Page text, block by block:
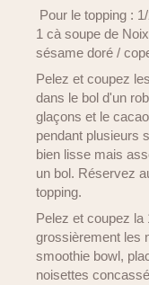
Pour le topping :
1 cà soupe de
sésame doré /
Pelez et coupez
dans le bol d'un
glaçons et le
pendant plusieurs
bien lisse mais
un bol. Réservez
topping.
Pelez et coupez la
grossièrement les
smoothie bowl,
noisettes